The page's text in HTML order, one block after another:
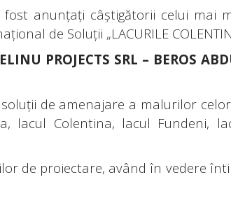
anunţaţi câştigătorii celui mai
de Soluții „LACURILE
PROJECTS SRL – BEROS
de amenajare a malurilor
lacul Colentina, lacul Fundeni,
de proiectare, având în vedere